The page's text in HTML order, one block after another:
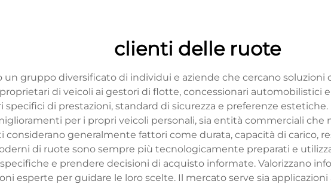
clienti delle ruote
gruppo diversificato di individui e aziende che cercano soluzioni
di veicoli ai gestori di flotte, concessionari automobilistici
di prestazioni, standard di sicurezza e preferenze
per i propri veicoli personali, sia entità commerciali
considerano generalmente fattori come durata, capacità di carico,
di ruote sono sempre più tecnologicamente preparati e
e prendere decisioni di acquisto informate. Valorizzano
esperte per guidare le loro scelte. Il mercato serve sia